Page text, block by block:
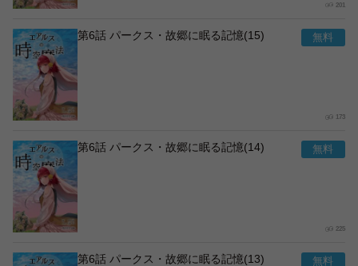
201
第6話 パークス・故郷に眠る記憶(15)
173
第6話 パークス・故郷に眠る記憶(14)
225
第6話 パークス・故郷に眠る記憶(13)